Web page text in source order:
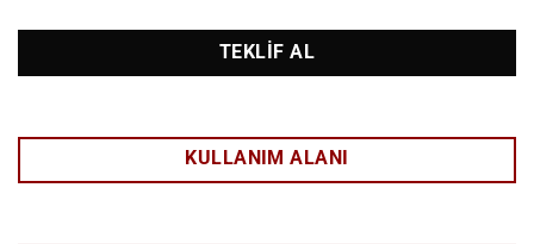
TEKLIF AL
KULLANIM ALANI